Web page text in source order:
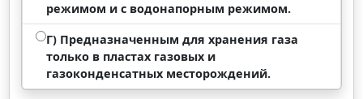
режимом и с водонапорным режимом.
Г) Предназначенным для хранения газа
только в пластах газовых и
газоконденсатных месторождений.